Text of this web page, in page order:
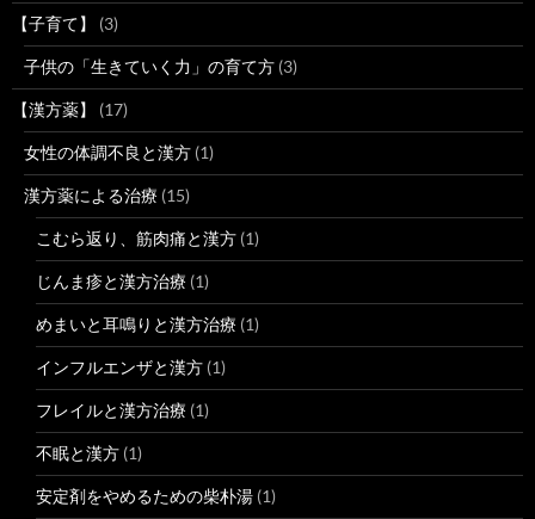
【子育て】 (3)
子供の「生きていく力」の育て方 (3)
【漢方薬】 (17)
女性の体調不良と漢方 (1)
漢方薬による治療 (15)
こむら返り、筋肉痛と漢方 (1)
じんま疹と漢方治療 (1)
めまいと耳鳴りと漢方治療 (1)
インフルエンザと漢方 (1)
フレイルと漢方治療 (1)
不眠と漢方 (1)
安定剤をやめるための柴朴湯 (1)